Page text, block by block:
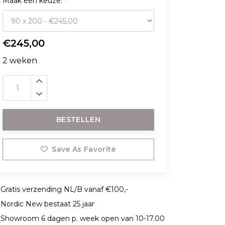
€245,00
2 weken
BESTELLEN
Save As Favorite
Gratis verzending NL/B vanaf €100,-
Nordic New bestaat 25 jaar
Showroom 6 dagen p. week open van 10-17.00